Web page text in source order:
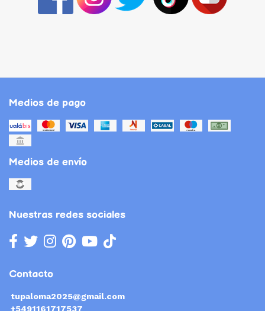
Medios de pago
Medios de envío
Nuestras redes sociales
Contacto
tupaloma2025@gmail.com
+5491161717537